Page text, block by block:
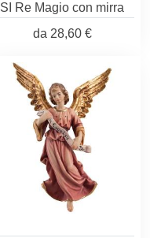
SI Re Magio con mirra
da 28,60 €